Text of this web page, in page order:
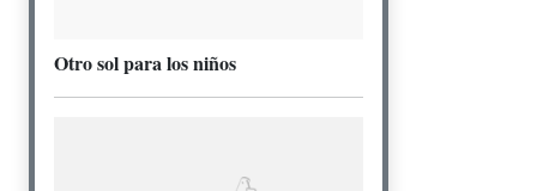
Otro sol para los niños